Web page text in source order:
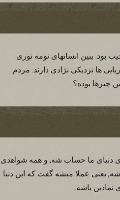
بود. ببین انسانهای نومه نوری
ها نزدیکی نژادی دارند. مردم
چیزها بوده؟
دنیای ما حساب شه, و همه شواهدی
شه, یعنی عملا میشه گفت که این دنیا
نمادین باشه.